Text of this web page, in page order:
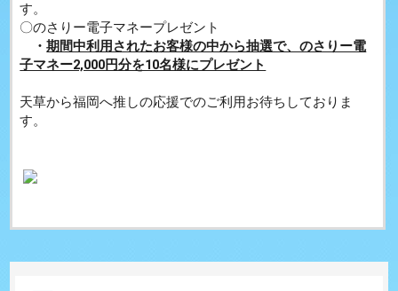
す。
〇のさりー電子マネープレゼント
・期間中利用されたお客様の中から抽選で、のさりー電
子マネー2,000円分を10名様にプレゼント
天草から福岡へ推しの応援でのご利用お待ちしておりま
す。